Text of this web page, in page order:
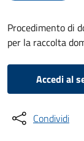
Procedimento di
per la raccolta
Accedi al
Condividi